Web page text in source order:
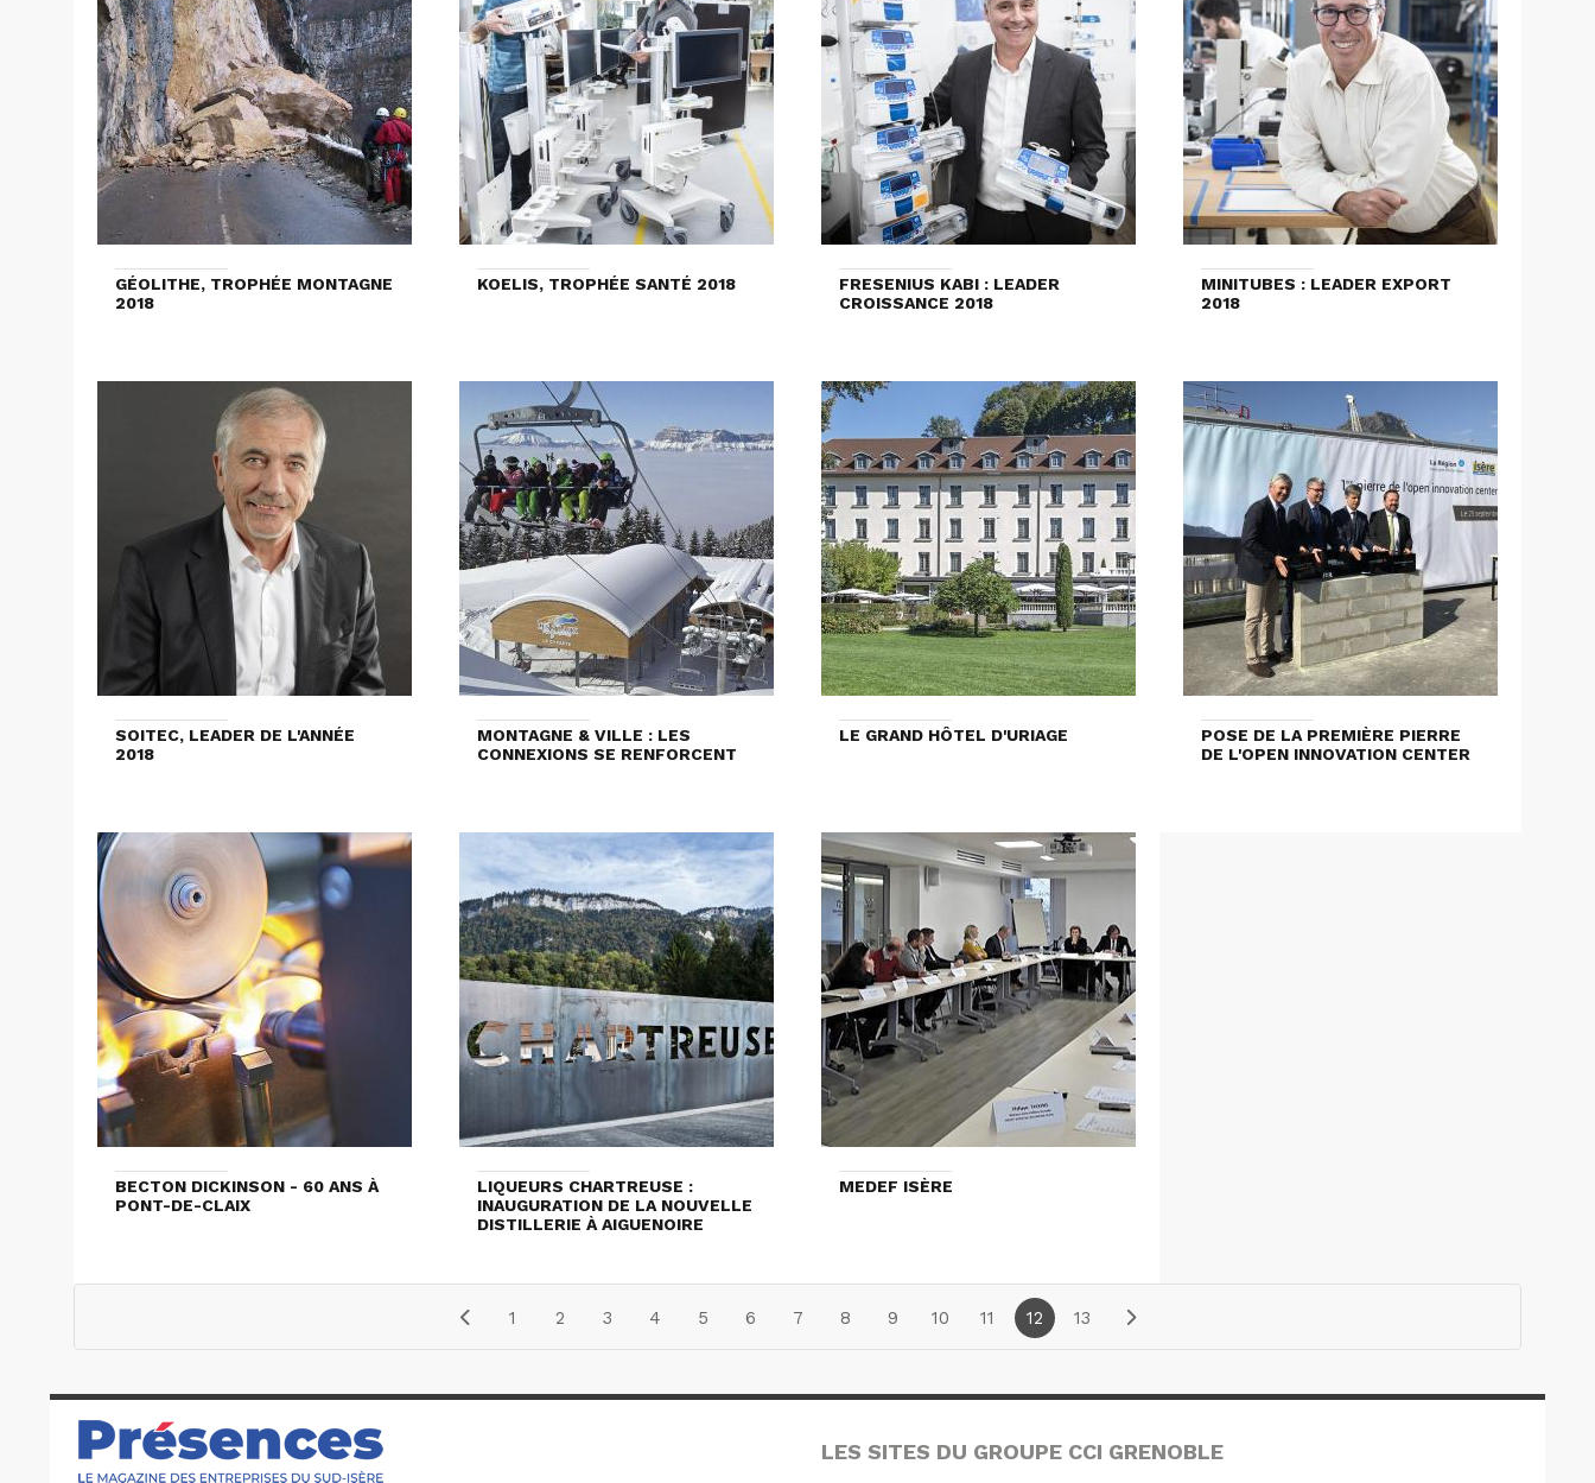
GÉOLITHE, TROPHÉE MONTAGNE
2018
KOELIS, TROPHÉE SANTÉ 2018
FRESENIUS KABI : LEADER
CROISSANCE 2018
MINITUBES : LEADER EXPORT
2018
SOITEC, LEADER DE L'ANNÉE
2018
MONTAGNE & VILLE : LES
CONNEXIONS SE RENFORCENT
LE GRAND HÔTEL D'URIAGE
POSE DE LA PREMIÈRE PIERRE
DE L'OPEN INNOVATION CENTER
BECTON DICKINSON - 60 ANS À
PONT-DE-CLAIX
LIQUEURS CHARTREUSE :
INAUGURATION DE LA NOUVELLE
DISTILLERIE À AIGUENOIRE
MEDEF ISÈRE
1 2 3 4 5 6 7 8 9 10 11 12 13
LES SITES DU GROUPE CCI GRENOBLE